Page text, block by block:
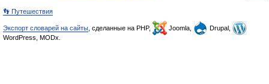
👣 Путешествия
Экспорт словарей на сайты , сделанные на PHP, Joomla,
Drupal,
WordPress, MODx.